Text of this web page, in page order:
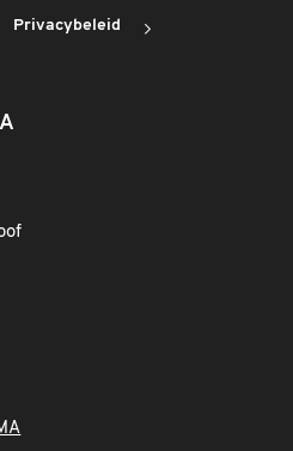
Privacybeleid